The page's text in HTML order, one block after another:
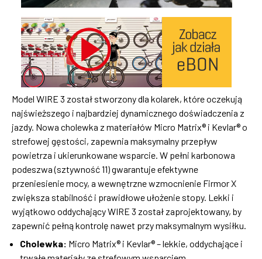
Model WIRE 3 został stworzony dla kolarek, które oczekują
najświeższego i najbardziej dynamicznego doświadczenia z
jazdy. Nowa cholewka z materiałów Micro Matrix® i Kevlar® o
strefowej gęstości, zapewnia maksymalny przepływ
powietrza i ukierunkowane wsparcie. W pełni karbonowa
podeszwa (sztywność 11) gwarantuje efektywne
przeniesienie mocy, a wewnętrzne wzmocnienie Firmor X
zwiększa stabilność i prawidłowe ułożenie stopy. Lekki i
wyjątkowo oddychający WIRE 3 został zaprojektowany, by
zapewnić pełną kontrolę nawet przy maksymalnym wysiłku.
Cholewka: Micro Matrix® i Kevlar® – lekkie, oddychające i